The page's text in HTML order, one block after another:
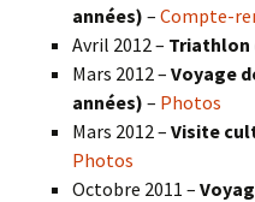
années) – Compte-
Avril 2012 – Triathlon
Mars 2012 – Voyage
années) – Photos
Mars 2012 – Visite
Photos
Octobre 2011 –